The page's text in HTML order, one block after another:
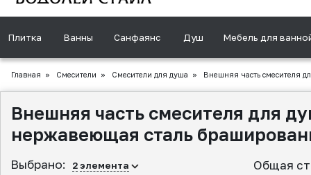
Плитка Ванны Санфаянс Душ Мебель для
Главная » Смесители » Смесители для душа » Внешняя часть смесителя
Внешняя часть смесителя для
нержавеющая сталь
Выбрано: 2элемента Общая